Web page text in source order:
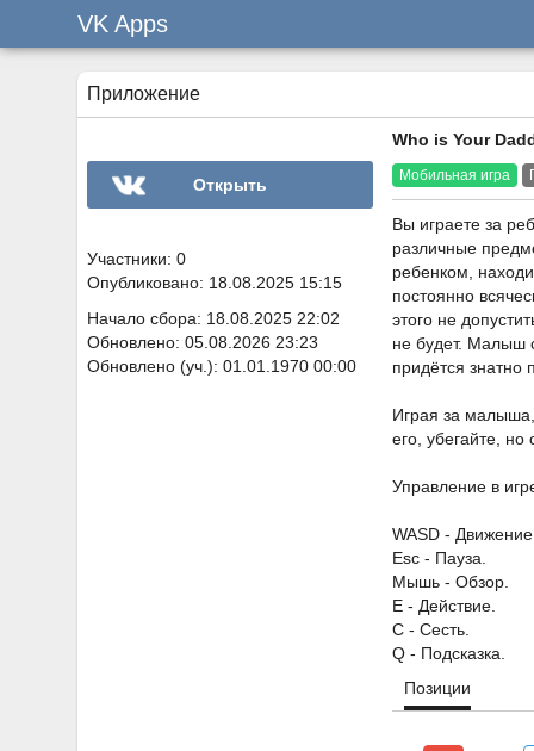
VK Apps
Приложение
Открыть
Участники: 0
Опубликовано: 18.08.2025 15:15
Начало сбора: 18.08.2025 22:02
Обновлено: 05.08.2026 23:23
Обновлено (уч.): 01.01.1970 00:00
Who is Your
Мобильная игра
Вы играете за
различные
ребенком,
постоянно
этого не
не будет. Малыш
придётся знатно
Играя за малыша,
его, убегайте,
Управление в
WASD -
Esc - Пауза.
Мышь - Обзор.
E - Действие.
С - Сесть.
Q - Подсказка.
Позиции